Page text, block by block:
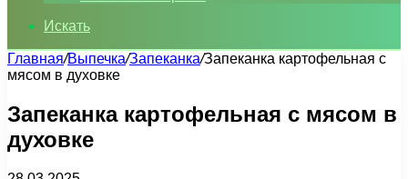
Искать
Главная/Выпечка/Запеканка/Запеканка картофельная с
мясом в духовке
Запеканка картофельная с мясом в
духовке